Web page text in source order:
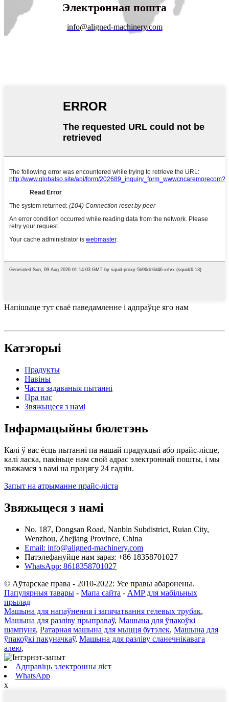
Электронная пошта
info@aligned-machinery.com
Напішыце тут сваё паведамленне і адпраўце яго нам
Катэгорыі
Прадукты
Навіны
Часта задаваныя пытанні
Пра нас
Звяжыцеся з намі
Інфармацыйны бюлетэнь
Калі ў вас ёсць пытанні па нашай прадукцыі або прайс-лісце,
калі ласка, пакіньце нам свой адрас электроннай пошты, і мы
звяжамся з вамі на працягу 24 гадзін.
Запыт на атрыманне прайс-ліста
Звяжыцеся з намі
No. 187, Dongsan Road, Nanbin Subdistrict, Ruian City,
Wenzhou, Zhejiang Province, China
Email: info@aligned-machinery.com
Патэлефануйце нам зараз: +86 18358701027
WhatsApp: 8618358701027
© Аўтарскае права - 2010-2022: Усе правы абаронены.
Папулярныя тавары - Мапа сайта - AMP для мабільных
прылад
Машына для напаўнення і запячатвання гелевых трубак,
Машына для разліву прыправаў, Машына для ўпакоўкі
шампуня, Ратарная машына для мыцця бутэлек, Машына для
ўпакоўкі пакуначкаў, Машына для разліву сланечнікавага
алею,
Адправіць электронны ліст
WhatsApp
x